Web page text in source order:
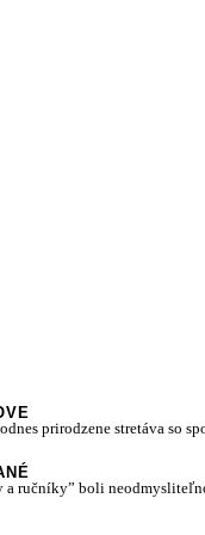
prirodzene stretáva so
a ručníky” boli